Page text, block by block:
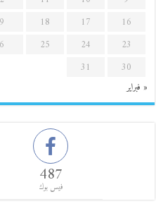
16
17
18
23
24
25
30
31
« فبراير
487
فيس بوك